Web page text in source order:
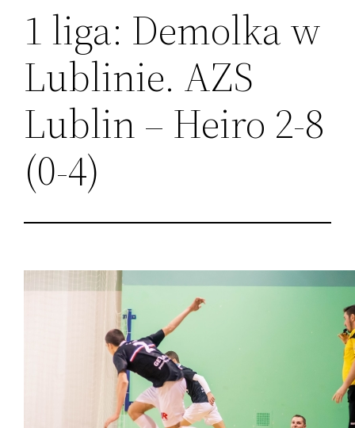
1 liga: Demolka w
Lublinie. AZS
Lublin – Heiro 2-8
(0-4)